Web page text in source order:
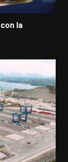
la